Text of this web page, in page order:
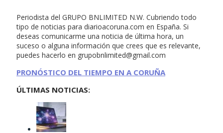
Periodista del GRUPO BNLIMITED N.W. Cubriendo todo
tipo de noticias para diarioacoruna.com en España. Si
deseas comunicarme una noticia de última hora, un
suceso o alguna información que crees que es relevante,
puedes hacerlo en grupobnlimited@gmail.com
PRONÓSTICO DEL TIEMPO EN A CORUÑA
ÚLTIMAS NOTICIAS: